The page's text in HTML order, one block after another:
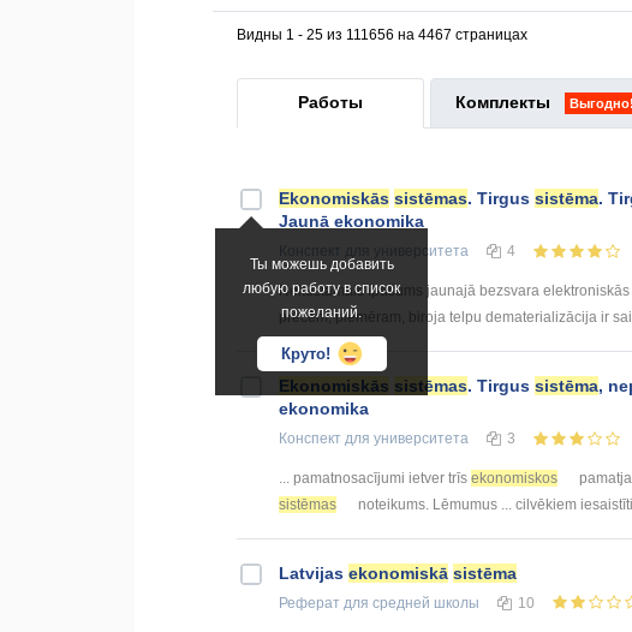
Видны 1 - 25 из 111656 на 4467 страницах
Работы Комплекты Выгодно!
Ты можешь добавить
любую работу в список
пожеланий.
Круто!
Ekonomiskās sistēmas. Tirgus sistēma.
Jaunā ekonomika
для университета 4
Nekustamais īpašums jaunajā bezsvara
precēm, piemēram, biroja telpu dematerializācija ir
Ekonomiskās sistēmas. Tirgus sistēma,
ekonomika
Конспект для университета 3
... pamatnosacījumi ietver trīs ekonomiskos
sistēmas
noteikums. Lēmumus ... cilvēkiem
Latvijas ekonomiskā sistēma
Реферат для средней школы 10